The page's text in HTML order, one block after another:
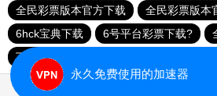
全民彩票版本官方下载
全民彩票版本
6hck宝典下载
6号平台彩票下载?
下载全民彩票
永久免费使用的加速器